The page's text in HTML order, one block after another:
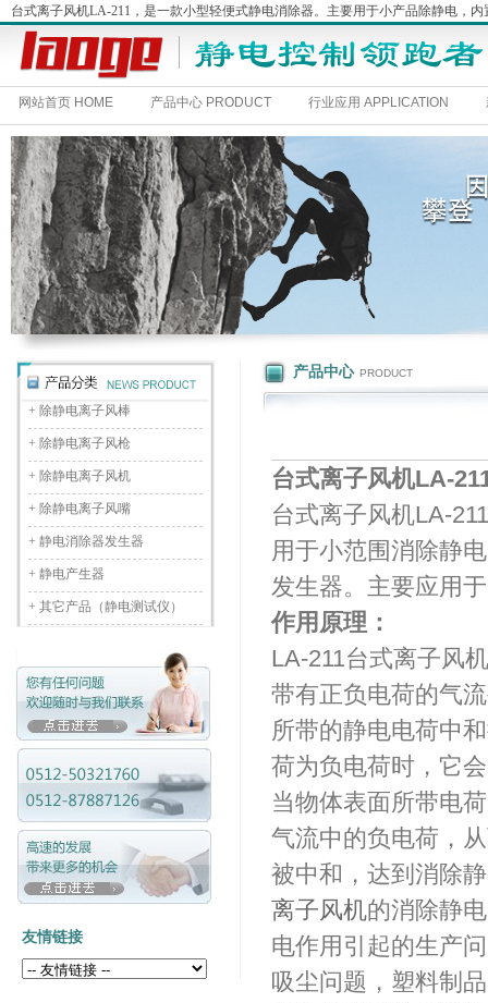
台式离子风机LA-211，是一款小型轻便式静电消除器。主要用于小产品除静电，
网站首页 HOME 产品中心 PRODUCT 行业应用 APPLICATION
+ 除静电离子风棒
+ 除静电离子风枪
+ 除静电离子风机
+ 除静电离子风嘴
+ 静电消除器发生器
+ 静电产生器
+ 其它产品（静电测试仪）
友情链接
产品中心 PRODUCT
台式离子风机LA-
台式离子风机LA-
用于小范围消除静
发生器。主要应用
作用原理：
LA-211台式离子风
带有正负电荷的气
所带的静电电荷中
荷为负电荷时，它
当物体表面所带电
气流中的负电荷，
被中和，达到消除
离子风机的消除静
电作用引起的生产
吸尘问题，塑料制